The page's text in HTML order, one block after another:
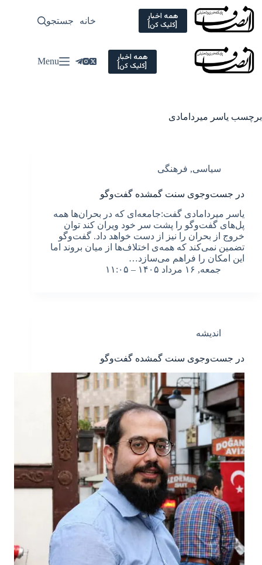
Skip
content
همه اخبار
[کلیک کن] خانه سیاسی
جستجو
همه اخبار
[کلیک کن] Menu
برچسب یاسر میردامادی
سیاسی, فرهنگی
در جست‌وجوی سنت گمشده‌ گفت‌وگو
یاسر میردامادی گفت:‌جامعه‌ای که در بحران‌ها همه‌
پل‌های گفت‌وگو را پشت سر خود ویران کند توان
خروج از بحران را نیز از دست خواهد داد. گفت‌وگو
تضمین نمی‌کند که همه‌ی اختلاف‌ها از میان بروند اما
این امکان را فراهم می‌سازد…
جمعه, ۱۶ مرداد ۱۴۰۵ – ۱۱:۰۵
اندیشه
در جست‌وجوی سنت گمشده‌ گفت‌وگو